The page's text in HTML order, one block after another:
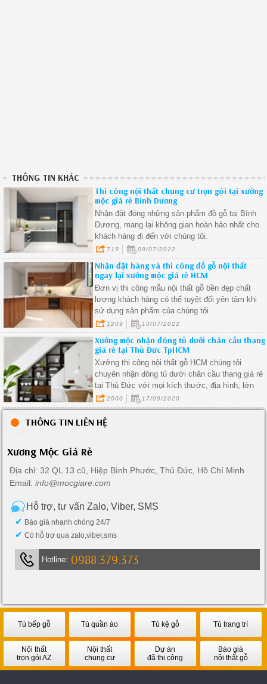
THÔNG TIN KHÁC
Thi công nội thất chung cư trọn gói tại xưởng
mộc giá rẻ Bình Dương
Nhận đặt đóng những sản phẩm đồ gỗ tại Bình
Dương, mang lại không gian hoàn hảo nhất cho
khách hàng đi đến với chúng tôi.
719 09/07/2022
Nhận đặt hàng và thi công đồ gỗ nội thất
ngay lại xưởng mộc giá rẻ HCM
Đơn vị thi công mẫu nội thất gỗ bền đẹp chất
lượng khách hàng có thể tuyệt đối yên tâm khi
sử dụng sản phẩm của chúng tôi
1209 10/07/2022
Xưởng mộc nhận đóng tủ dưới chân cầu thang
giá rẻ tại Thủ Đức TpHCM
Xưởng thi công nội thất gỗ HCM chúng tôi
chuyên nhận đóng tủ dưới chân cầu thang giá rẻ
tại Thủ Đức với mọi kích thước, địa hình, lớn
nhỏ khác nhau... giá cả cạnh tranh nhất thị
trường hiện nay.
2000 17/09/2020
THÔNG TIN LIÊN HỆ
Xương Mộc Giá Rẻ
Địa chỉ: 32 QL 13 cũ, Hiệp Bình Phước, Thủ Đức, Hồ Chí Minh
Email:info@mocgiare.com
Hỗ trợ, tư vấn Zalo, Viber, SMS
✔ Báo giá nhanh chóng 24/7
✔ Có hỗ trợ qua zalo,viber,sms
Hotline: 0988.379.373
Tủ bếp gỗ Tủ quần áo Tủ kệ gỗ Tủ trang trí
Nội thất
trọn gói AZ
Nội thất
chung cư
Dự án
đã thi công
Báo giá
nội thất gỗ